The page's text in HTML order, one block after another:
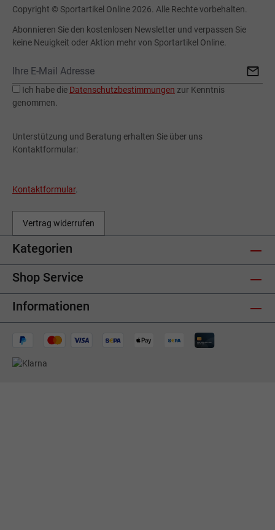
Copyright © Sportartikel Online 2026. Alle Rechte vorbehalten.
Abonnieren Sie den kostenlosen Newsletter und verpassen Sie
keine Neuigkeit oder Aktion mehr von Sportartikel Online.
Ich habe die Datenschutzbestimmungen zur Kenntnis
genommen.
Unterstützung und Beratung erhalten Sie über uns
Kontaktformular:
Kontaktformular.
Vertrag widerrufen
Kategorien
Shop Service
Informationen